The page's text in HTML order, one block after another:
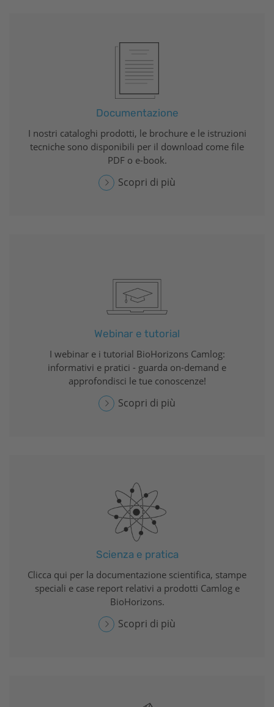
Documentazione
I nostri cataloghi prodotti, le brochure e le istruzioni
tecniche sono disponibili per il download come file
PDF o e-book.
Scopri di più
Webinar e tutorial
I webinar e i tutorial BioHorizonsCamlog:
informativi e pratici - guarda on-demand e
approfondisci le tue conoscenze!
Scopri di più
Scienza e pratica
Clicca qui per la documentazione scientifica, stampe
speciali e case report relativi a prodotti Camlog e
BioHorizons.
Scopri di più